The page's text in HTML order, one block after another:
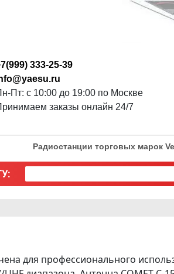
333-25-39
Пт: с 10:00 до 19:00 по Москве
заказы онлайн 24/7
Радиостанции торговых марок
для профессионального